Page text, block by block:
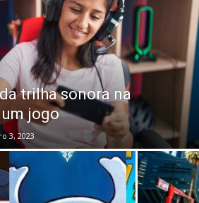
trilha sonora na
jogo
3, 2023